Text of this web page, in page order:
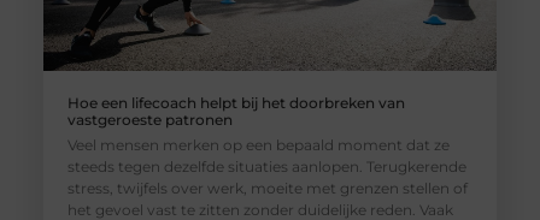
Hoe een lifecoach helpt bij het doorbreken van
vastgeroeste patronen
Veel mensen merken op een bepaald moment dat ze
steeds tegen dezelfde situaties aanlopen. Terugkerende
stress, twijfels over werk, moeite met grenzen stellen of
het gevoel vast te zitten zonder duidelijke reden. Vaak